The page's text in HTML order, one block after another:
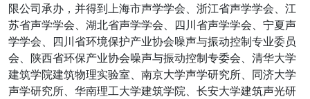
限公司承办，并得到上海市声学学会、浙江省声学学会、江
苏省声学学会、湖北省声学学会、四川省声学学会、宁夏声
学学会、四川省环境保护产业协会噪声与振动控制专业委员
会、陕西省环保产业协会噪声与振动控制专委会、清华大学
建筑学院建筑物理实验室、南京大学声学研究所、同济大学
声学研究所、华南理工大学建筑学院、长安大学建筑声光研